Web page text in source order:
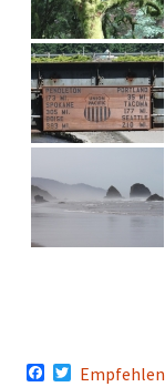
TEmpfehlen